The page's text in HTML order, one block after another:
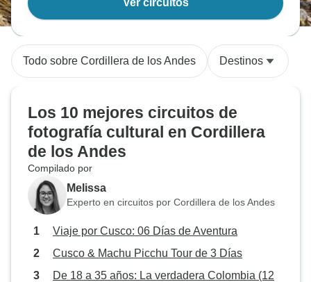
Ver circuitos
Todo sobre Cordillera de los Andes Destinos
Los 10 mejores circuitos de
fotografía cultural en Cordillera
de los Andes
Compilado por
Melissa
Experto en circuitos por Cordillera de los Andes
Viaje por Cusco: 06 Días de Aventura
Cusco & Machu Picchu Tour de 3 Días
De 18 a 35 años: La verdadera Colombia (12